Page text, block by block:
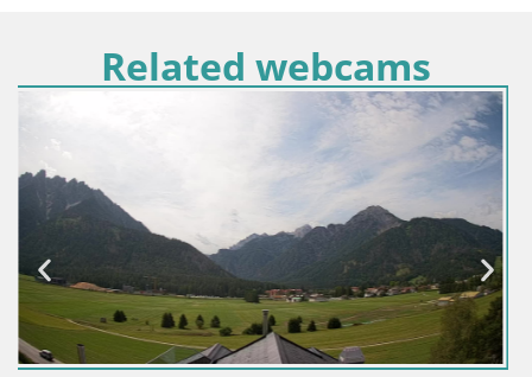
Related webcams
Hrvaška / Ličko-Senjska / Senj
Spletna kamera Senj pristanišče – Pogled na
svetilnik